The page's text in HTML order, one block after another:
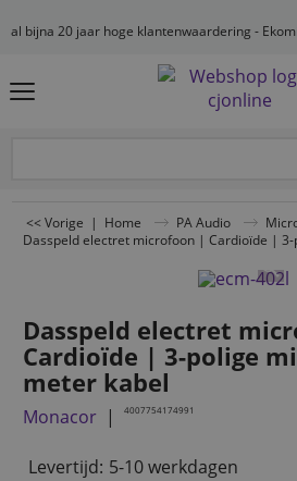
al bijna 20 jaar hoge klantenwaardering -
<< Vorige | Home PA Audio
Dasspeld electret microfoon | Cardioïde |
Dasspeld electret
Cardioïde | 3-polige
meter kabel
Monacor 4007754174991
Levertijd: 5-10 werkdagen